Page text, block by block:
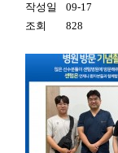
작성일
09-17
조회
828